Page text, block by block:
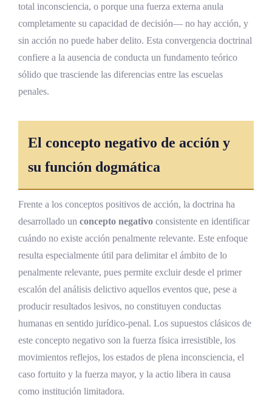
total inconsciencia, o porque una fuerza externa anula
completamente su capacidad de decisión— no hay acción, y
sin acción no puede haber delito. Esta convergencia doctrinal
confiere a la ausencia de conducta un fundamento teórico
sólido que trasciende las diferencias entre las escuelas
penales.
El concepto negativo de acción y
su función dogmática
Frente a los conceptos positivos de acción, la doctrina ha
desarrollado un concepto negativo consistente en identificar
cuándo no existe acción penalmente relevante. Este enfoque
resulta especialmente útil para delimitar el ámbito de lo
penalmente relevante, pues permite excluir desde el primer
escalón del análisis delictivo aquellos eventos que, pese a
producir resultados lesivos, no constituyen conductas
humanas en sentido jurídico-penal. Los supuestos clásicos de
este concepto negativo son la fuerza física irresistible, los
movimientos reflejos, los estados de plena inconsciencia, el
caso fortuito y la fuerza mayor, y la actio libera in causa
como institución limitadora.